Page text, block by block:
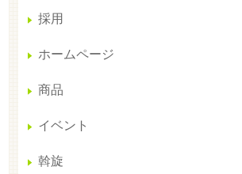
採用
ホームページ
商品
イベント
斡旋